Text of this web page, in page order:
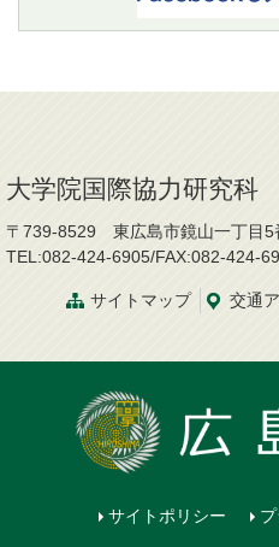
大学院国際協力研究科
〒739-8529 東広島市鏡山一丁目5
TEL:082-424-6905/FAX:082-424-
サイトマップ 交通
サイトポリシー